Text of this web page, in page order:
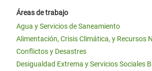
Áreas de trabajo
Agua y Servicios de Saneamiento
Alimentación, Crisis Climática, y Recursos
Conflictos y Desastres
Desigualdad Extrema y Servicios Sociales